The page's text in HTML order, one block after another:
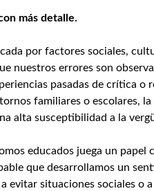
más detalle.
por factores sociales,
nuestros errores son
pasadas de crítica o
familiares o escolares,
alta susceptibilidad a la
educados juega un papel
que desarrollamos un
evitar situaciones sociales o